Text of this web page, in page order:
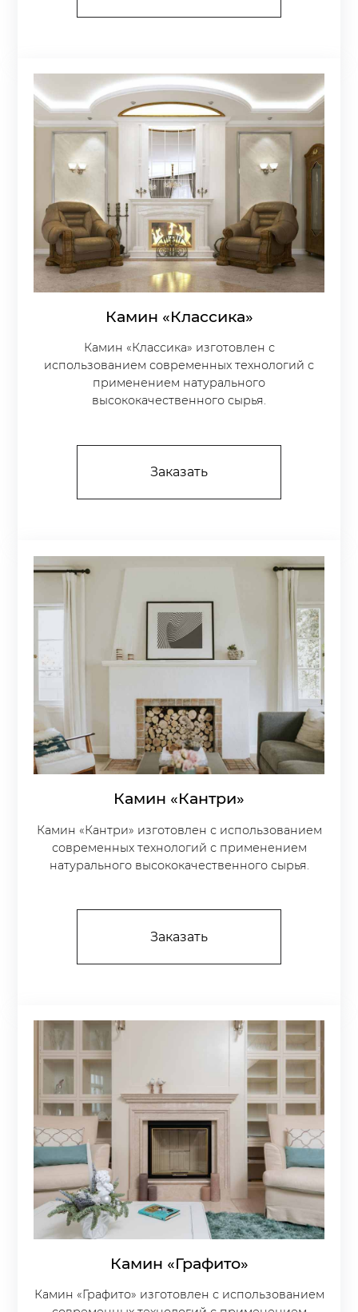
Камин «Классика»
Камин «Классика» изготовлен с
использованием современных технологий с
применением натурального
высококачественного сырья.
Заказать
Камин «Кантри»
Камин «Кантри» изготовлен с использованием
современных технологий с применением
натурального высококачественного сырья.
Заказать
Камин «Графито»
Камин «Графито» изготовлен с использованием